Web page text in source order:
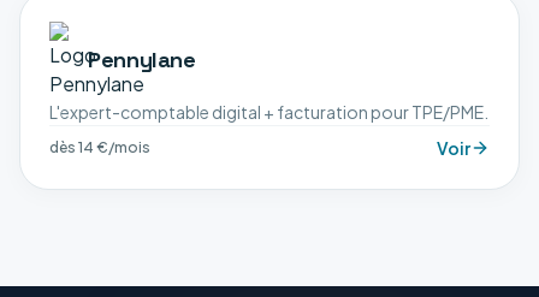
Pennylane
L'expert-comptable digital + facturation pour TPE/PME.
dès 14 €/mois Voir